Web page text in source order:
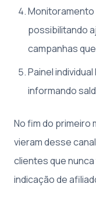
Monitoramento
possibilitando
campanhas
Painel
informando
No fim do primeiro
vieram desse
clientes que
indicação de